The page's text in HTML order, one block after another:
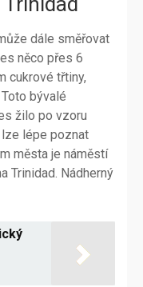
dále směřovat
něco přes 6
cukrové třtiny,
bývalé
žilo po vzoru
lépe poznat
města je náměstí
Trinidad. Nádherný